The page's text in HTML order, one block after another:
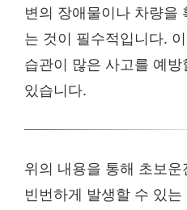
변의 장애물이나 차량을
는 것이 필수적입니다.
습관이 많은 사고를 예방
있습니다.
위의 내용을 통해 초보운
빈번하게 발생할 수 있는